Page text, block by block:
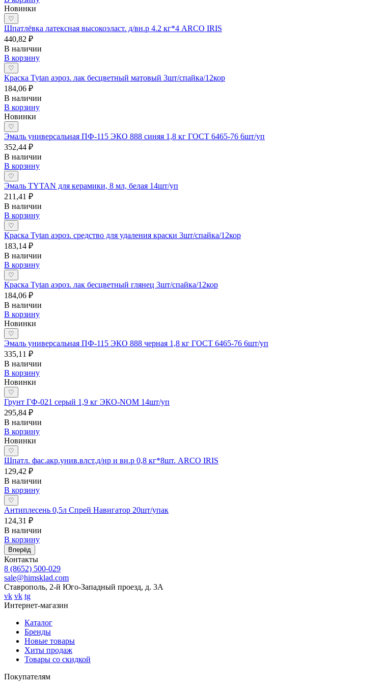
Новинки
♡
Шпатлёвка латексная высокоэласт. д/вн.р 4.2 кг*4 ARCO IRIS
440,82 ₽
В наличии
В корзину
♡
Краска Tytan аэроз. лак бесцветный матовый 3шт/спайка/12кор
184,06 ₽
В наличии
В корзину
Новинки
♡
Эмаль универсальная ПФ-115 ЭКО 888 синяя 1,8 кг ГОСТ 6465-76 6шт/уп
352,44 ₽
В наличии
В корзину
♡
Эмаль TYTAN для керамики, 8 мл, белая 14шт/уп
211,41 ₽
В наличии
В корзину
♡
Краска Tytan аэроз. средство для удаления краски 3шт/спайка/12кор
183,14 ₽
В наличии
В корзину
♡
Краска Tytan аэроз. лак бесцветный глянец 3шт/спайка/12кор
184,06 ₽
В наличии
В корзину
Новинки
♡
Эмаль универсальная ПФ-115 ЭКО 888 черная 1,8 кг ГОСТ 6465-76 6шт/уп
335,11 ₽
В наличии
В корзину
Новинки
♡
Грунт ГФ-021 серый 1,9 кг ЭКО-NOM 14шт/уп
295,84 ₽
В наличии
В корзину
Новинки
♡
Шпатл. фас.акр.унив.влст.д/нр и вн.р 0,8 кг*8шт. ARCO IRIS
129,42 ₽
В наличии
В корзину
♡
Антиплесень 0,5л Спрей Навигатор 20шт/упак
124,31 ₽
В наличии
В корзину
Вперёд
Контакты
8 (8652) 500-029
sale@himsklad.com
Ставрополь, 2-й Юго-Западный проезд, д. 3А
vk vk tg
Интернет-магазин
Каталог
Бренды
Новые товары
Хиты продаж
Товары со скидкой
Покупателям